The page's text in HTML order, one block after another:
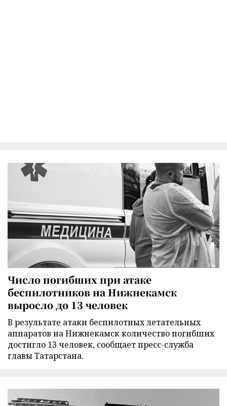
Число погибших при атаке
беспилотников на Нижнекамск
выросло до 13 человек
В результате атаки беспилотных летательных
аппаратов на Нижнекамск количество погибших
достигло 13 человек, сообщает пресс-служба
главы Татарстана.